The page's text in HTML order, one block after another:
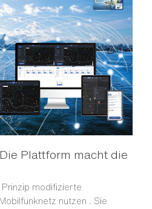
Plattform macht die
modifizierte
nutzen . Sie